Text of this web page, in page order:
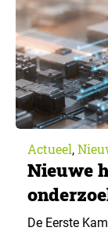
Actueel,
Nieuwe
De Eerste